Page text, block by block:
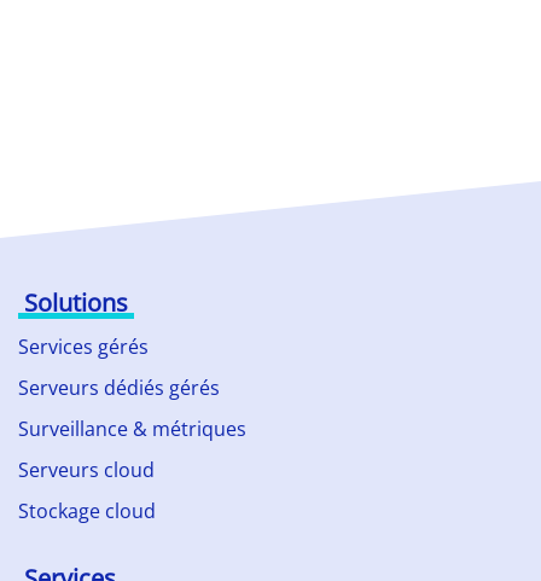
Solutions
Services gérés
Serveurs dédiés gérés
Surveillance & métriques
Serveurs cloud
Stockage cloud